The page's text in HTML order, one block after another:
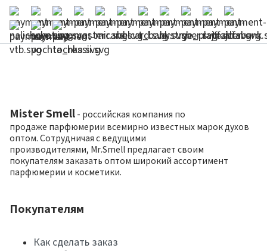
Mister Smell - российская компания по
продаже парфюмерии всемирно известных марок духов
оптом. Сотрудничая с ведущими
производителями, Mr.Smell предлагает своим
покупателям заказать оптом широкий ассортимент
парфюмерии и косметики.
Покупателям
Как сделать заказ